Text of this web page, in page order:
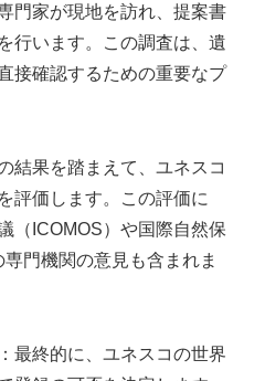
門家が現地を訪れ、提案書
行います。この調査は、遺
接確認するための重要なプ
結果を踏まえて、ユネスコ
評価します。この評価に
（ICOMOS）や国際自然保
門機関の意見も含まれま
：最終的に、ユネスコの世界